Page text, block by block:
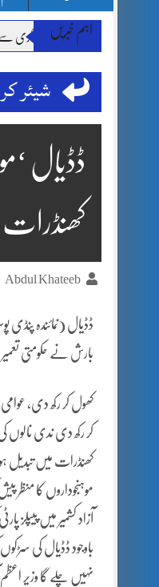
اہم خبریں
شیئر
ڈڈیال
کھنڈرات
Abdul Khateeb
ڈڈیال (نمائندہ
بارش نے حکومتی
کھول کر رکھ دی،
کر رکھ دی ندی نالوں
کھنڈرات میں تبدیل
موہنجوداروں کا
آزاد کشمیر میں
باوجود ڈڈیال کی
نہیں چلے گا وزیر